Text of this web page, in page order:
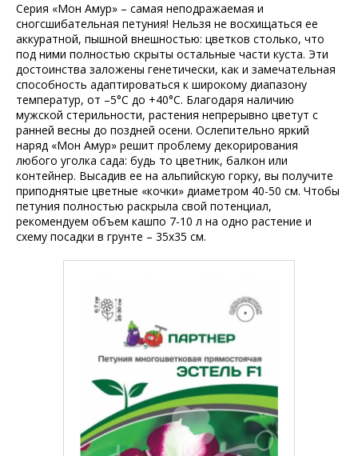
Серия «Мон Амур» – самая неподражаемая и
сногсшибательная петуния! Нельзя не восхищаться ее
аккуратной, пышной внешностью: цветков столько, что
под ними полностью скрыты остальные части куста. Эти
достоинства заложены генетически, как и замечательная
способность адаптироваться к широкому диапазону
температур, от –5°С до +40°С. Благодаря наличию
мужской стерильности, растения непрерывно цветут с
ранней весны до поздней осени. Ослепительно яркий
наряд «Мон Амур» решит проблему декорирования
любого уголка сада: будь то цветник, балкон или
контейнер. Высадив ее на альпийскую горку, вы получите
приподнятые цветные «кочки» диаметром 40-50 см. Чтобы
петуния полностью раскрыла свой потенциал,
рекомендуем объем кашпо 7-10 л на одно растение и
схему посадки в грунте – 35х35 см.